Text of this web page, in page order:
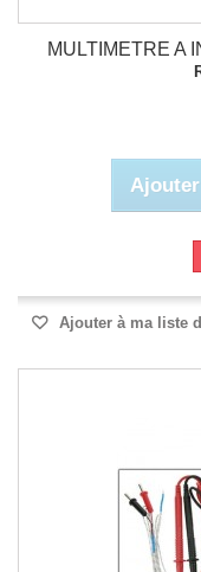
MULTIMETRE A
Ajouter à ma liste